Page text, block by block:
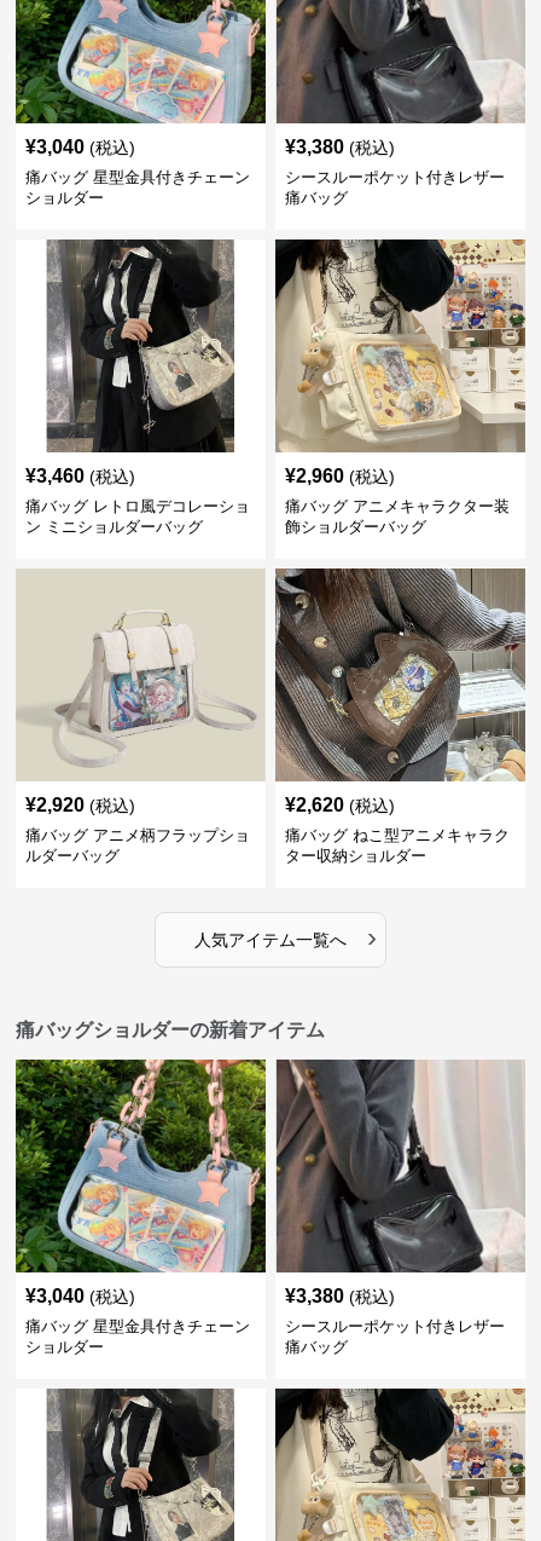
¥3,040 (税込)
痛バッグ 星型金具付きチェーン
ショルダー
¥3,380 (税込)
シースルーポケット付きレザー
痛バッグ
¥3,460 (税込)
痛バッグ レトロ風デコレーショ
ン ミニショルダーバッグ
¥2,960 (税込)
痛バッグ アニメキャラクター装
飾ショルダーバッグ
¥2,920 (税込)
痛バッグ アニメ柄フラップショ
ルダーバッグ
¥2,620 (税込)
痛バッグ ねこ型アニメキャラク
ター収納ショルダー
人気アイテム一覧へ ›
痛バッグショルダーの新着アイテム
¥3,040 (税込)
痛バッグ 星型金具付きチェーン
ショルダー
¥3,380 (税込)
シースルーポケット付きレザー
痛バッグ